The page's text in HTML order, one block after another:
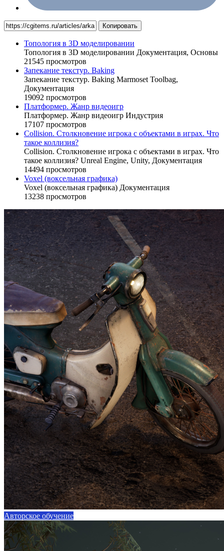
Копировать
Топология в 3D моделировании
Топология в 3D моделировании Документация, Основы
21545 просмотров
Запекание текстур. Baking
Запекание текстур. Baking Marmoset Toolbag,
Документация
19092 просмотров
Платформер. Жанр видеоигр
Платформер. Жанр видеоигр Индустрия
17107 просмотров
Collision. Столкновение игрока с объектами в играх. Что
такое коллизия?
Collision. Столкновение игрока с объектами в играх. Что
такое коллизия? Unreal Engine, Unity, Документация
14494 просмотров
Voxel (воксельная графика)
Voxel (воксельная графика) Документация
13238 просмотров
Авторское обучение